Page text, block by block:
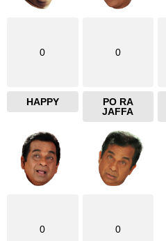
0
HAPPY
0
PO RA
JAFFA
0 0